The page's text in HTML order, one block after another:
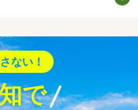
ない！
で